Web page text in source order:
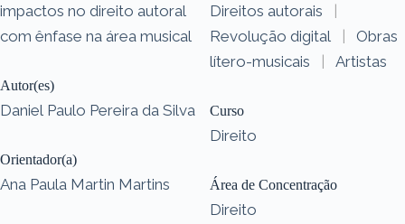
impactos no direito autoral
com ênfase na área musical
Autor(es)
Daniel Paulo Pereira da Silva
Orientador(a)
Ana Paula Martin Martins
Direitos autorais
|
Revolução digital
|
Obras
lítero-musicais
| Artistas
Curso
Direito
Área de Concentração
Direito